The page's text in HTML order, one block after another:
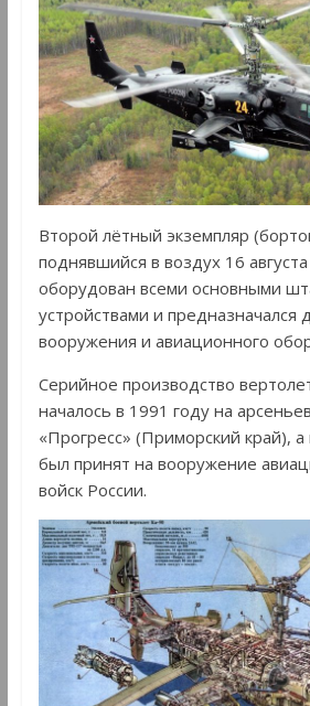
Второй лётный экземпляр
поднявшийся в воздух 16
оборудован всеми основными
устройствами и предназначался
вооружения и авиационного
Серийное производство
началось в 1991 году на
«Прогресс» (Приморский край),
был принят на вооружение
войск России.